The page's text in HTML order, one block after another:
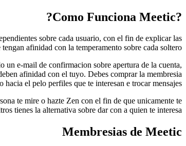
?Como Funciona Meetic?
sobre cada usuario, con el fin de explicar las
afinidad con la temperamento sobre cada soltero.
un e-mail de confirmacion sobre apertura de la cuenta,
afinidad con el tuyo. Debes comprar la membresia
el pelo perfiles que te interesan e trocar mensajes.
te mire o hazte Zen con el fin de que unicamente te
tienes la alternativa sobre dar con a quien te interesa.
Membresias de Meetic